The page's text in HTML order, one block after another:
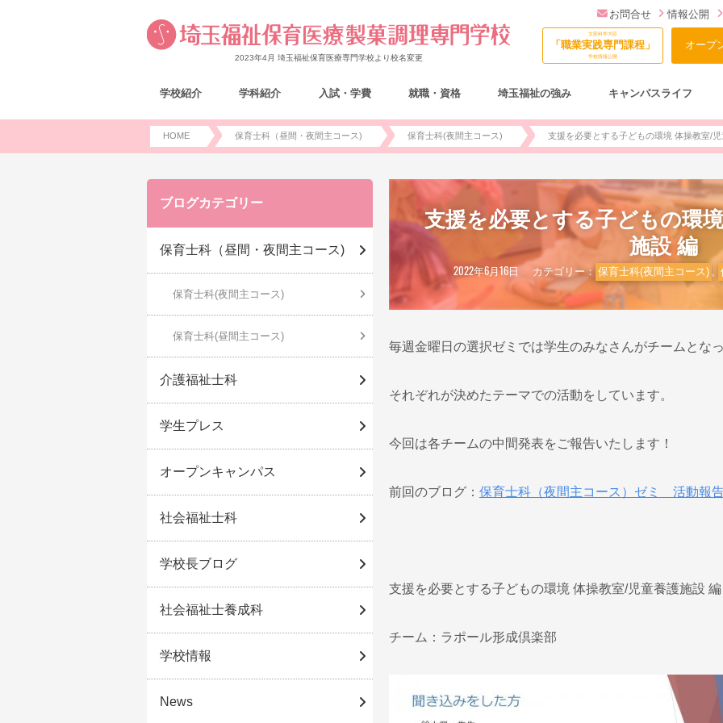
2023年4月 埼玉福祉保育医療専門学校より校名変更
お問合せ 情報公開
文部科学大臣
「職業実践専門課程」
学校情報公開
オープ
学校紹介 学科紹介 入試・学費 就職・資格 埼玉福祉の強み キャンパスライフ
HOME 保育士科（昼間・夜間主コース) 保育士科(夜間主コース) 支援を必要とする子どもの環境 体操教室/
支援を必要とする子どもの環
施設 編
2022年6月16日 カテゴリー： 保育士科(夜間主コース)
毎週金曜日の選択ゼミでは学生のみなさんがチームとな
それぞれが決めたテーマでの活動をしています。
今回は各チームの中間発表をご報告いたします！
前回のブログ： 保育士科（夜間主コース）ゼミ 活動報
支援を必要とする子どもの環境 体操教室/児童養護施設 編
チーム：ラポール形成倶楽部
ブログカテゴリー
保育士科（昼間・夜間主コース)
保育士科(夜間主コース)
保育士科(昼間主コース)
介護福祉士科
学生プレス
オープンキャンパス
社会福祉士科
学校長ブログ
社会福祉士養成科
学校情報
News